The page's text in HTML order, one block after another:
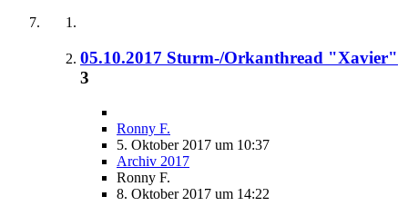
05.10.2017 Sturm-/Orkanthread "Xavier"
3
Ronny F.
5. Oktober 2017 um 10:37
Archiv 2017
Ronny F.
8. Oktober 2017 um 14:22